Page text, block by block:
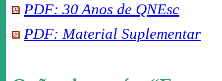
PDF: 30 Anos de QNEsc
PDF: Material Suplementar